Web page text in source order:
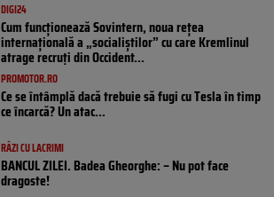
DIGI24
Cum funcționează Sovintern, noua rețea
internațională a „socialiștilor” cu care Kremlinul
atrage recruți din Occident...
PROMOTOR.RO
Ce se întâmplă dacă trebuie să fugi cu Tesla în timp
ce încarcă? Un atac...
RÂZI CU LACRIMI
BANCUL ZILEI. Badea Gheorghe: – Nu pot face
dragoste!